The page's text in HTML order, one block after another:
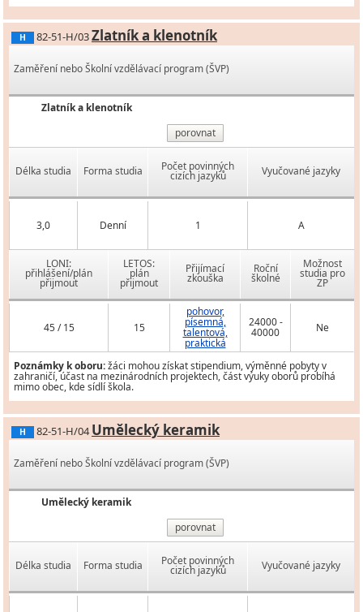
H 82-51-H/03Zlatník a klenotník
Zaměření nebo Školní vzdělávací program (ŠVP)
Zlatník a klenotník
porovnat
Délka studia Forma studia Počet povinných
cizích jazyků Vyučované jazyky
3,0 Denní 1 A
LONI:
přihlášení/plán
přijmout
LETOS:
plán
přijmout
Přijímací
zkouška
Roční
školné
Možnost
studia pro
ZP
45 / 15 15
pohovor,
písemná,
talentová,
praktická
24000 -
40000 Ne
Poznámky k oboru:žáci mohou získat stipendium, výměnné pobyty v
zahraničí, účast na mezinárodních projektech, část výuky oborů probíhá
mimo obec, kde sídlí škola.
H 82-51-H/04 Umělecký keramik
Zaměření nebo Školní vzdělávací program (ŠVP)
Umělecký keramik
porovnat
Délka studia Forma studia Počet povinných
cizích jazyků Vyučované jazyky